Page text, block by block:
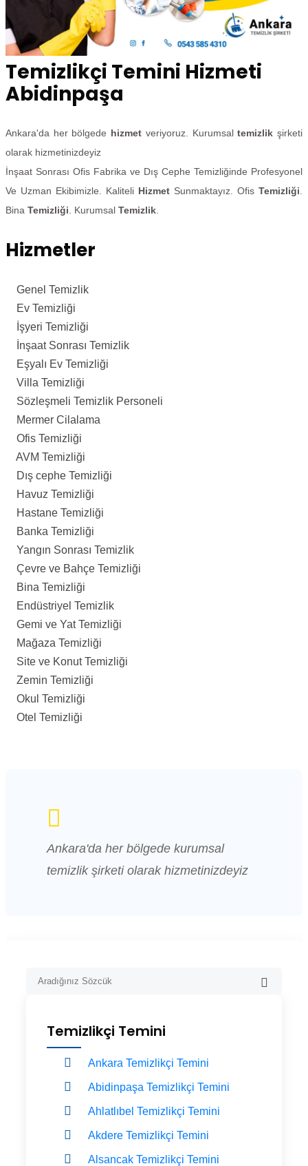
Temizlikçi Temini Hizmeti
Abidinpaşa
Ankara'da her bölgede hizmet veriyoruz. Kurumsaltemizlik şirketi
olarak hizmetinizdeyiz
İnşaat Sonrası Ofis Fabrika ve Dış Cephe Temizliğinde Profesyonel
Ve Uzman Ekibimizle. Kaliteli Hizmet Sunmaktayız. Ofis Temizliği
Bina Temizliği . Kurumsal Temizlik
Hizmetler
Genel Temizlik
Ev Temizliği
İşyeri Temizliği
İnşaat Sonrası Temizlik
Eşyalı Ev Temizliği
Villa Temizliği
Sözleşmeli Temizlik Personeli
Mermer Cilalama
Ofis Temizliği
AVM Temizliği
Dış cephe Temizliği
Havuz Temizliği
Hastane Temizliği
Banka Temizliği
Yangın Sonrası Temizlik
Çevre ve Bahçe Temizliği
Bina Temizliği
Endüstriyel Temizlik
Gemi ve Yat Temizliği
Mağaza Temizliği
Site ve Konut Temizliği
Zemin Temizliği
Okul Temizliği
Otel Temizliği
Ankara'da her bölgede kurumsal
temizlik şirketi olarak hizmetinizdeyiz
Temizlikçi Temini
Ankara Temizlikçi Temini
Abidinpaşa Temizlikçi Temini
Ahlatlıbel Temizlikçi Temini
Akdere Temizlikçi Temini
Alsancak Temizlikçi Temini